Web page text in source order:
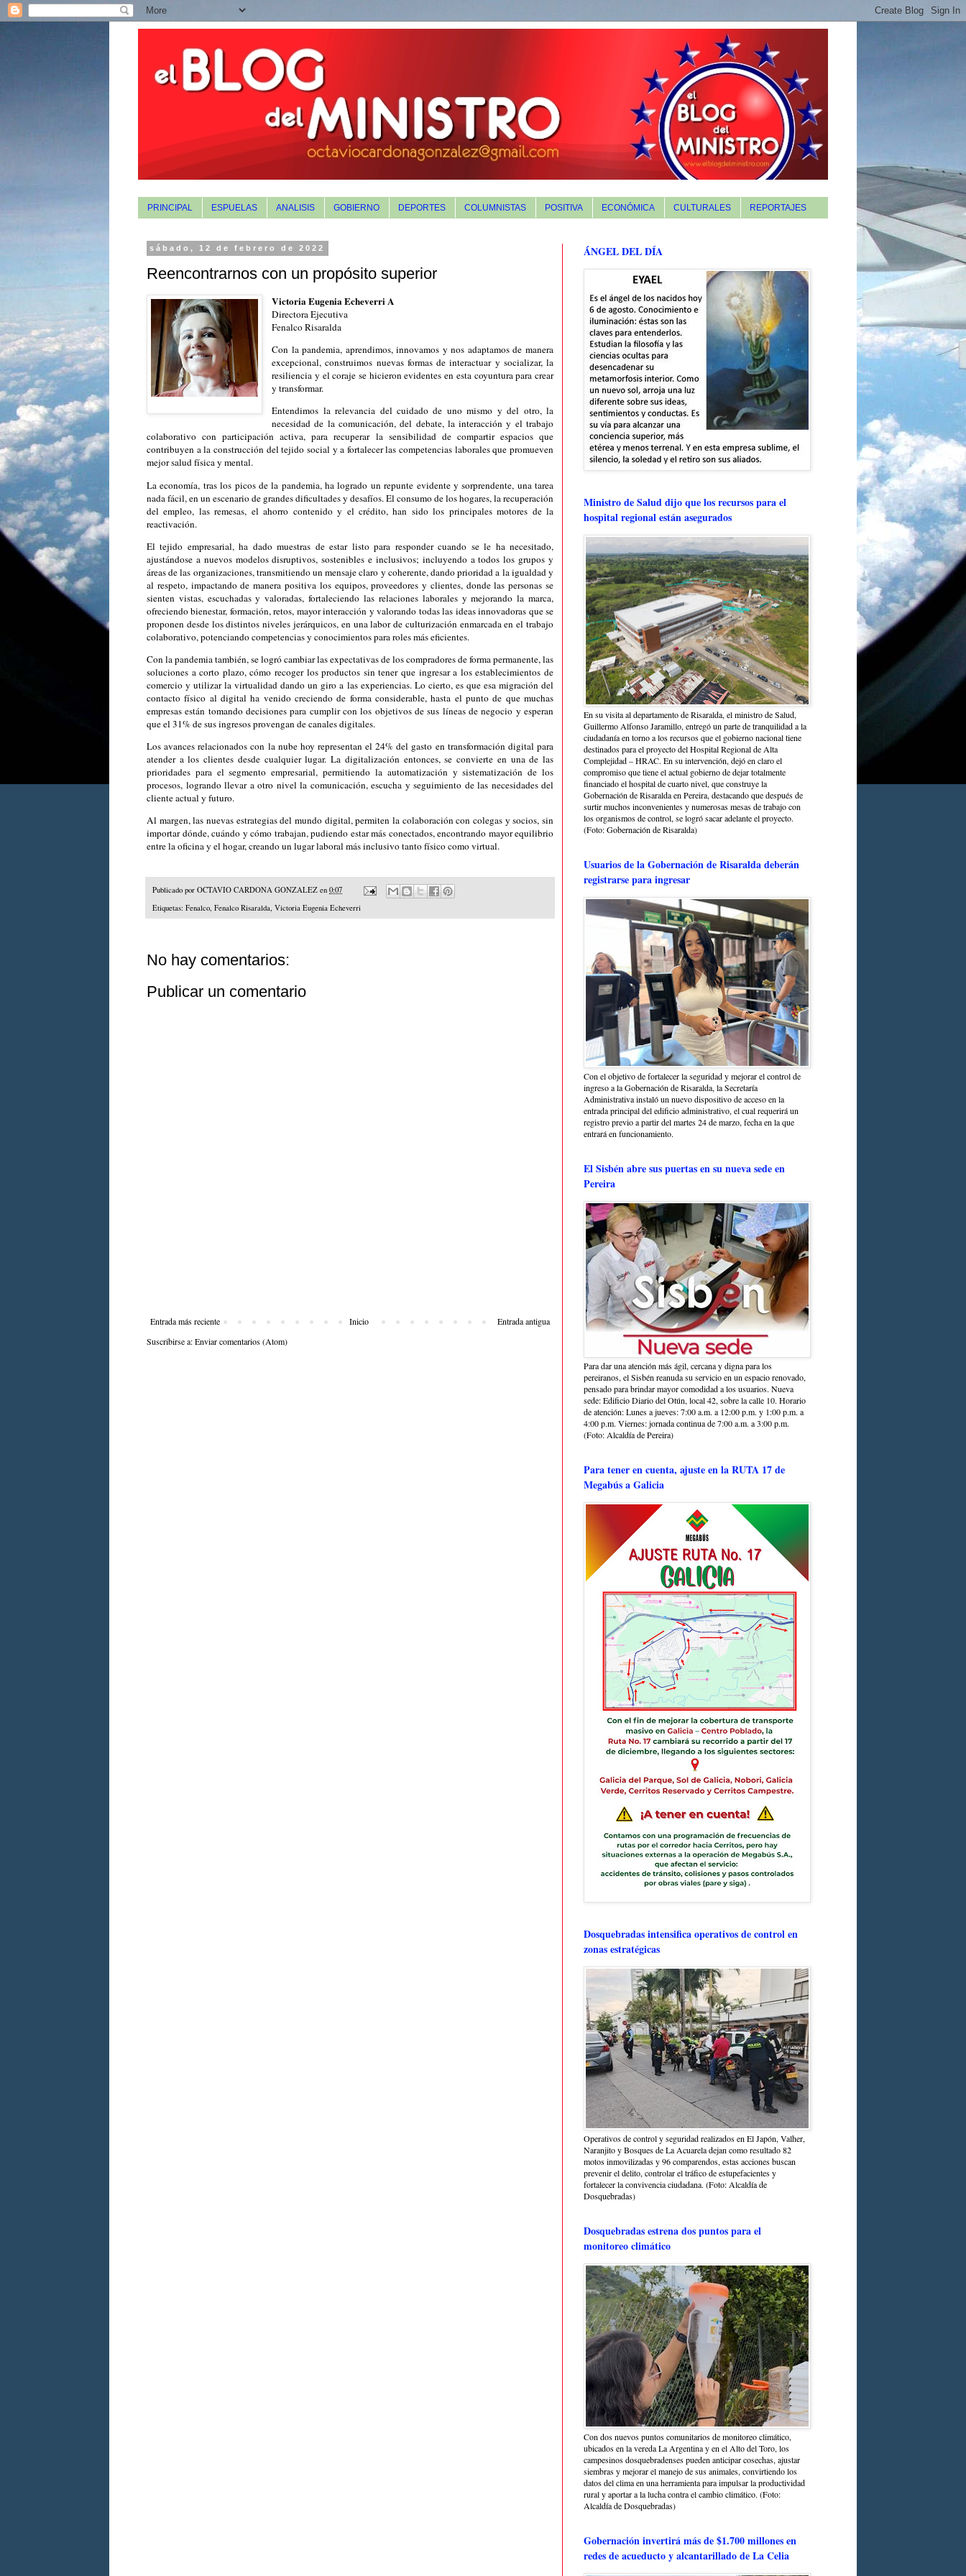
PRINCIPAL ESPUELAS ANALISIS GOBIERNO DEPORTES COLUMNISTAS POSITIVA ECONÓMICA CULTURALES REPORTAJES
sábado, 12 de febrero de 2022
Reencontrarnos con un propósito superior
Victoria Eugenia Echeverri A
Directora Ejecutiva
Fenalco Risaralda
Con la pandemia, aprendimos, innovamos y nos adaptamos de manera
excepcional, construimos nuevas formas de interactuar y socializar, la
resiliencia y el coraje se hicieron evidentes en esta coyuntura para crear
y transformar.
Entendimos la relevancia del cuidado de uno mismo y del otro, la
necesidad de la comunicación, del debate, la interacción y el trabajo
colaborativo con participación activa, para recuperar la sensibilidad de compartir espacios que
contribuyen a la construcción del tejido social y a fortalecer las competencias laborales que promueven
mejor salud física y mental.
La economía, tras los picos de la pandemia, ha logrado un repunte evidente y sorprendente, una tarea
nada fácil, en un escenario de grandes dificultades y desafíos. El consumo de los hogares, la recuperación
del empleo, las remesas, el ahorro contenido y el crédito, han sido los principales motores de la
reactivación.
El tejido empresarial, ha dado muestras de estar listo para responder cuando se le ha necesitado,
ajustándose a nuevos modelos disruptivos, sostenibles e inclusivos; incluyendo a todos los grupos y
áreas de las organizaciones, transmitiendo un mensaje claro y coherente, dando prioridad a la igualdad y
al respeto, impactando de manera positiva los equipos, proveedores y clientes, donde las personas se
sienten vistas, escuchadas y valoradas, fortaleciendo las relaciones laborales y mejorando la marca,
ofreciendo bienestar, formación, retos, mayor interacción y valorando todas las ideas innovadoras que se
proponen desde los distintos niveles jerárquicos, en una labor de culturización enmarcada en el trabajo
colaborativo, potenciando competencias y conocimientos para roles más eficientes.
Con la pandemia también, se logró cambiar las expectativas de los compradores de forma permanente, las
soluciones a corto plazo, cómo recoger los productos sin tener que ingresar a los establecimientos de
comercio y utilizar la virtualidad dando un giro a las experiencias. Lo cierto, es que esa migración del
contacto físico al digital ha venido creciendo de forma considerable, hasta el punto de que muchas
empresas están tomando decisiones para cumplir con los objetivos de sus líneas de negocio y esperan
que el 31% de sus ingresos provengan de canales digitales.
Los avances relacionados con la nube hoy representan el 24% del gasto en transformación digital para
atender a los clientes desde cualquier lugar. La digitalización entonces, se convierte en una de las
prioridades para el segmento empresarial, permitiendo la automatización y sistematización de los
procesos, logrando llevar a otro nivel la comunicación, escucha y seguimiento de las necesidades del
cliente actual y futuro.
Al margen, las nuevas estrategias del mundo digital, permiten la colaboración con colegas y socios, sin
importar dónde, cuándo y cómo trabajan, pudiendo estar más conectados, encontrando mayor equilibrio
entre la oficina y el hogar, creando un lugar laboral más inclusivo tanto físico como virtual.
Publicado por OCTAVIO CARDONA GONZALEZ en 0:07
Etiquetas: Fenalco, Fenalco Risaralda, Victoria Eugenia Echeverri
No hay comentarios:
Publicar un comentario
Entrada más reciente Entrada antigua
Inicio
Suscribirse a:Enviar comentarios (Atom)
ÁNGEL DEL DÍA
Ministro de Salud dijo que los recursos para el
hospital regional están asegurados
En su visita al departamento de Risaralda, el ministro de Salud,
Guillermo Alfonso Jaramillo, entregó un parte de tranquilidad a la
ciudadanía en torno a los recursos que el gobierno nacional tiene
destinados para el proyecto del Hospital Regional de Alta
Complejidad – HRAC. En su intervención, dejó en claro el
compromiso que tiene el actual gobierno de dejar totalmente
financiado el hospital de cuarto nivel, que construye la
Gobernación de Risaralda en Pereira, destacando que después de
surtir muchos inconvenientes y numerosas mesas de trabajo con
los organismos de control, se logró sacar adelante el proyecto.
(Foto: Gobernación de Risaralda)
Usuarios de la Gobernación de Risaralda deberán
registrarse para ingresar
Con el objetivo de fortalecer la seguridad y mejorar el control de
ingreso a la Gobernación de Risaralda, la Secretaría
Administrativa instaló un nuevo dispositivo de acceso en la
entrada principal del edificio administrativo, el cual requerirá un
registro previo a partir del martes 24 de marzo, fecha en la que
entrará en funcionamiento.
El Sisbén abre sus puertas en su nueva sede en
Pereira
Para dar una atención más ágil, cercana y digna para los
pereiranos, el Sisbén reanuda su servicio en un espacio renovado,
pensado para brindar mayor comodidad a los usuarios. Nueva
sede: Edificio Diario del Otún, local 42, sobre la calle 10. Horario
de atención: Lunes a jueves: 7:00 a.m. a 12:00 p.m. y 1:00 p.m. a
4:00 p.m. Viernes: jornada continua de 7:00 a.m. a 3:00 p.m.
(Foto: Alcaldía de Pereira)
Para tener en cuenta, ajuste en la RUTA 17 de
Megabús a Galicia
Dosquebradas intensifica operativos de control en
zonas estratégicas
Operativos de control y seguridad realizados en El Japón, Valher,
Naranjito y Bosques de La Acuarela dejan como resultado 82
motos inmovilizadas y 96 comparendos, estas acciones buscan
prevenir el delito, controlar el tráfico de estupefacientes y
fortalecer la convivencia ciudadana. (Foto: Alcaldía de
Dosquebradas)
Dosquebradas estrena dos puntos para el
monitoreo climático
Con dos nuevos puntos comunitarios de monitoreo climático,
ubicados en la vereda La Argentina y en el Alto del Toro, los
campesinos dosquebradenses pueden anticipar cosechas, ajustar
siembras y mejorar el manejo de sus animales, convirtiendo los
datos del clima en una herramienta para impulsar la productividad
rural y aportar a la lucha contra el cambio climático. (Foto:
Alcaldía de Dosquebradas)
Gobernación invertirá más de $1.700 millones en
redes de acueducto y alcantarillado de La Celia